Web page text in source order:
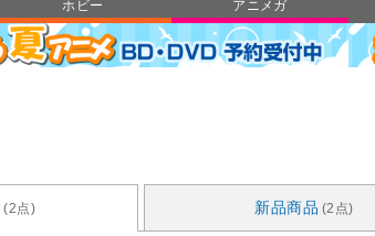
ホビー アニメガ
(2点) 新品商品 (2点)